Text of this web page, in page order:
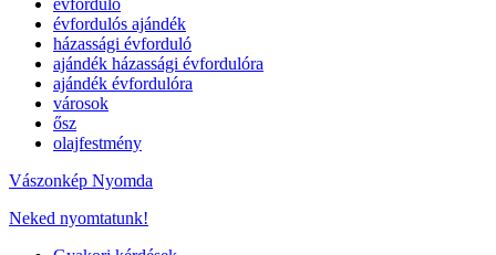
évforduló
évfordulós ajándék
házassági évforduló
ajándék házassági évfordulóra
ajándék évfordulóra
városok
ősz
olajfestmény
Vászonkép Nyomda
Neked nyomtatunk!